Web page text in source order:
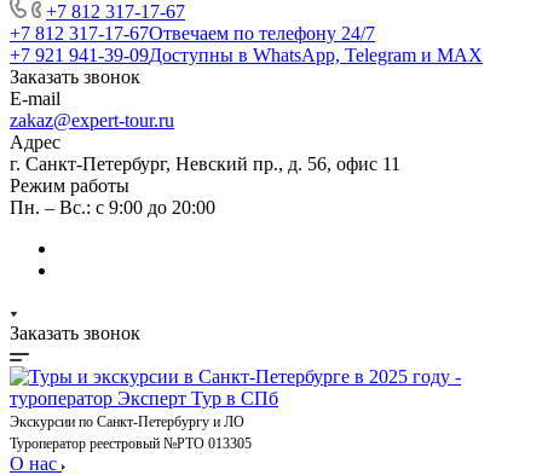
+7 812 317-17-67
+7 812 317-17-67Отвечаем по телефону 24/7
+7 921 941-39-09Доступны в WhatsApp, Telegram и MAX
Заказать звонок
E-mail
zakaz@expert-tour.ru
Адрес
г. Санкт-Петербург, Невский пр., д. 56, офис 11
Режим работы
Пн. – Вс.: с 9:00 до 20:00
Заказать звонок
Экскурсии по Санкт-Петербургу и ЛО
Туроператор реестровый №РТО 013305
О нас